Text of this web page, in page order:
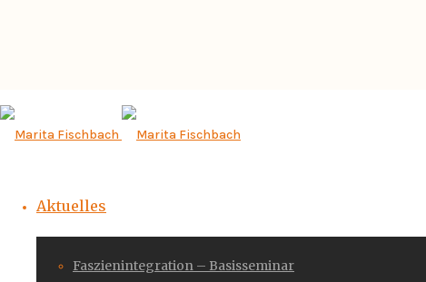
Aktuelles
Faszienintegration – Basisseminar